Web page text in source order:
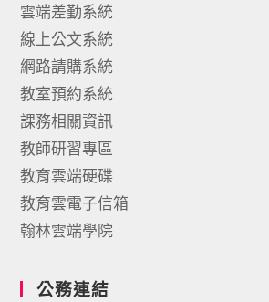
雲端差勤系統
線上公文系統
網路請購系統
教室預約系統
課務相關資訊
教師研習專區
教育雲端硬碟
教育雲電子信箱
翰林雲端學院
公務連結